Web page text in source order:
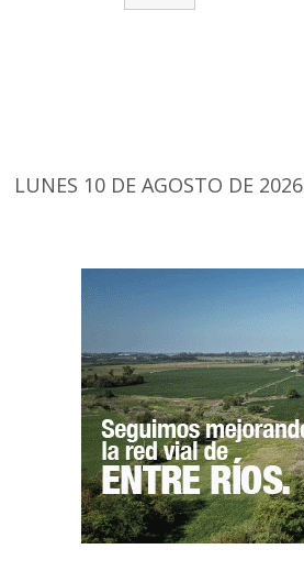
LUNES 10 DE AGOSTO DE 2026